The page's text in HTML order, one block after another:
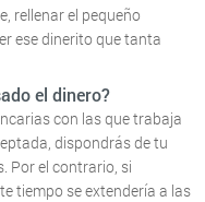
rellenar el pequeño
ese dinerito que tanta
el dinero?
con las que trabaja
dispondrás de tu
Por el contrario, si
tiempo se extendería a las